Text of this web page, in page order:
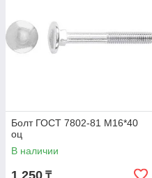
Болт ГОСТ 7802-81 М16*40
оц
В наличии
1 250 ₸